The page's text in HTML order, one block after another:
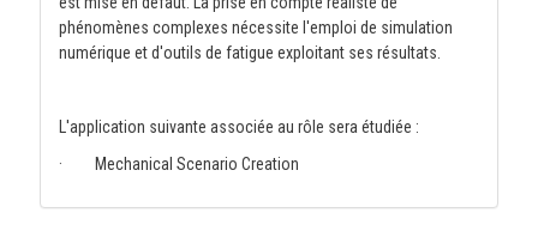
phénomènes complexes nécessite l'emploi de simulation
numérique et d'outils de fatigue exploitant ses résultats.
L'application suivante associée au rôle sera étudiée :
· Mechanical Scenario Creation